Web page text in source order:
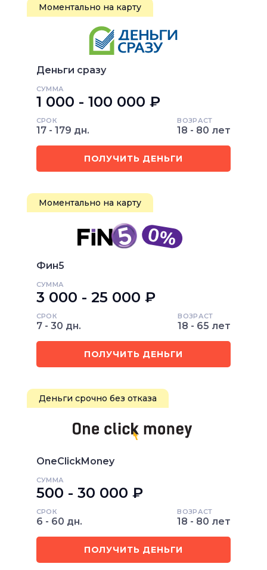
Моментально на карту
Деньги сразу
СУММА
1 000 - 100 000 ₽
СРОК
17 - 179 дн.
ВОЗРАСТ
18 - 80 лет
ПОЛУЧИТЬ ДЕНЬГИ
Моментально на карту
Фин5
СУММА
3 000 - 25 000 ₽
СРОК
7 - 30 дн.
ВОЗРАСТ
18 - 65 лет
ПОЛУЧИТЬ ДЕНЬГИ
Деньги срочно без отказа
OneClickMoney
СУММА
500 - 30 000 ₽
СРОК
6 - 60 дн.
ВОЗРАСТ
18 - 80 лет
ПОЛУЧИТЬ ДЕНЬГИ